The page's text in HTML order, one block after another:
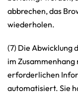
abbrechen, das
wiederholen.
(7) Die Abwicklung
im
erforderlichen
automatisiert. Sie